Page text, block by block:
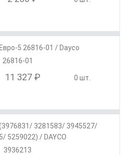
5 26816-01 / Dayco
26816-01
11 327 ₽ 0 шт.
3281583/ 3945527/
5259022) / DAYCO
3936213